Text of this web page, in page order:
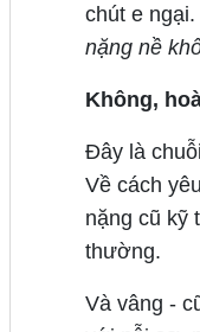
chút e ngại.
nặng nề
Không,
Đây là
Về cách
nặng cũ kỹ
thường.
Và vâng -